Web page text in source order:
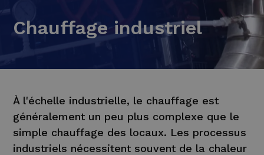
Chauffage industriel
À l'échelle industrielle, le chauffage est
généralement un peu plus complexe que le
simple chauffage des locaux. Les processus
industriels nécessitent souvent de la chaleur